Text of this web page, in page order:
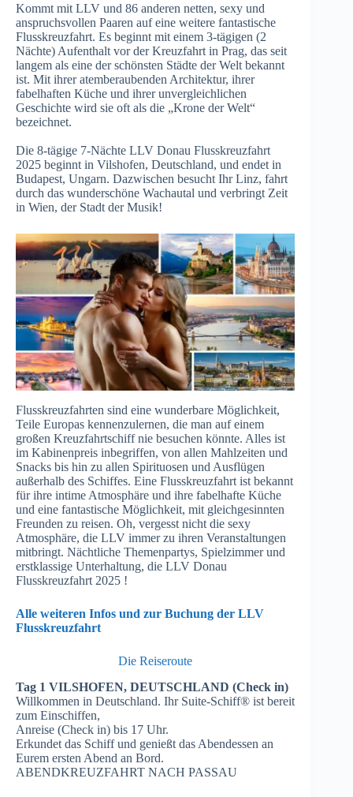
Kommt mit LLV und 86 anderen netten, sexy und
anspruchsvollen Paaren auf eine weitere fantastische
Flusskreuzfahrt. Es beginnt mit einem 3-tägigen (2
Nächte) Aufenthalt vor der Kreuzfahrt in Prag, das seit
langem als eine der schönsten Städte der Welt bekannt
ist. Mit ihrer atemberaubenden Architektur, ihrer
fabelhaften Küche und ihrer unvergleichlichen
Geschichte wird sie oft als die „Krone der Welt“
bezeichnet.
Die 8-tägige 7-Nächte LLV Donau Flusskreuzfahrt
2025 beginnt in Vilshofen, Deutschland, und endet in
Budapest, Ungarn. Dazwischen besucht Ihr Linz, fahrt
durch das wunderschöne Wachautal und verbringt Zeit
in Wien, der Stadt der Musik!
Flusskreuzfahrten sind eine wunderbare Möglichkeit,
Teile Europas kennenzulernen, die man auf einem
großen Kreuzfahrtschiff nie besuchen könnte. Alles ist
im Kabinenpreis inbegriffen, von allen Mahlzeiten und
Snacks bis hin zu allen Spirituosen und Ausflügen
außerhalb des Schiffes. Eine Flusskreuzfahrt ist bekannt
für ihre intime Atmosphäre und ihre fabelhafte Küche
und eine fantastische Möglichkeit, mit gleichgesinnten
Freunden zu reisen. Oh, vergesst nicht die sexy
Atmosphäre, die LLV immer zu ihren Veranstaltungen
mitbringt. Nächtliche Themenpartys, Spielzimmer und
erstklassige Unterhaltung, die LLV Donau
Flusskreuzfahrt 2025 !
Alle weiteren Infos und zur Buchung der LLV
Flusskreuzfahrt
Die Reiseroute
Tag 1 VILSHOFEN, DEUTSCHLAND (Check in)
Willkommen in Deutschland. Ihr Suite-Schiff® ist bereit
zum Einschiffen,
Anreise (Check in) bis 17 Uhr.
Erkundet das Schiff und genießt das Abendessen an
Eurem ersten Abend an Bord.
ABENDKREUZFAHRT NACH PASSAU